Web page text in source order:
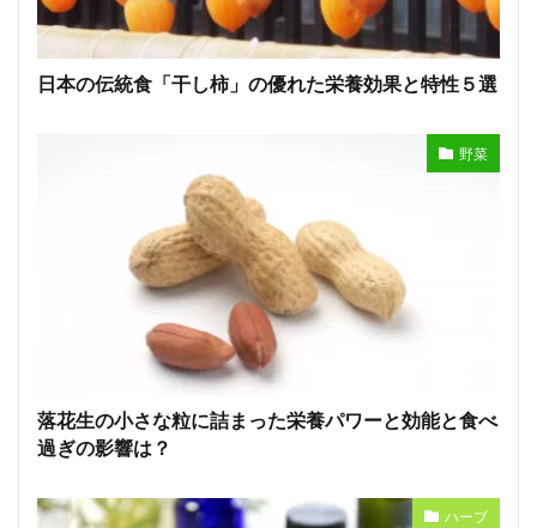
日本の伝統食「干し柿」の優れた栄養効果と特性５選
野菜
落花生の小さな粒に詰まった栄養パワーと効能と食べ
過ぎの影響は？
ハーブ